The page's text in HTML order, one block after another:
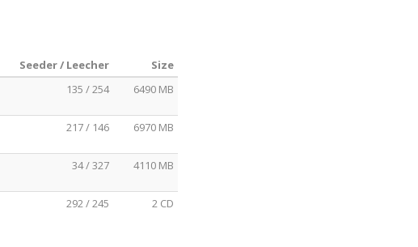
Seeder / Leecher
Size
135 / 254 6490 MB
217 / 146 6970 MB
34 / 327 4110 MB
292 / 245 2 CD